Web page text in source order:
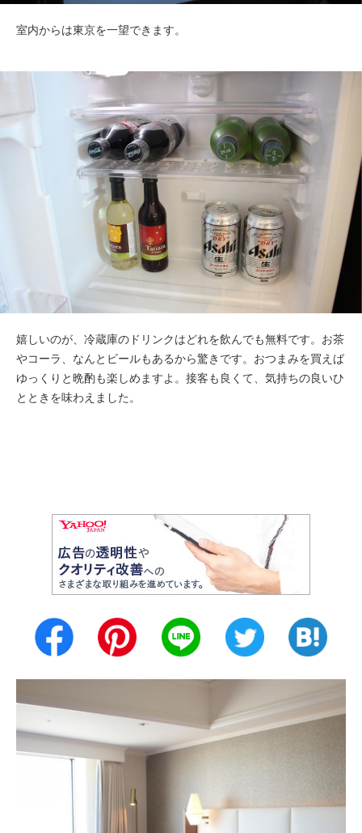
室内からは東京を一望できます。
嬉しいのが、冷蔵庫のドリンクはどれを飲んでも無料です。お茶
やコーラ、なんとビールもあるから驚きです。おつまみを買えば
ゆっくりと晩酌も楽しめますよ。接客も良くて、気持ちの良いひ
とときを味わえました。